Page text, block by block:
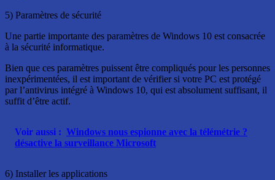
5) Paramètres de sécurité
Une partie importante des paramètres de Windows 10 est consacrée
à la sécurité informatique.
Bien que ces paramètres puissent être compliqués pour les personnes
inexpérimentées, il est important de vérifier si votre PC est protégé
par l’antivirus intégré à Windows 10, qui est absolument suffisant, il
suffit d’être actif.
Voir aussi : Windows nous espionne avec la télémétrie ?
désactive la surveillance Microsoft
6) Installer les applications